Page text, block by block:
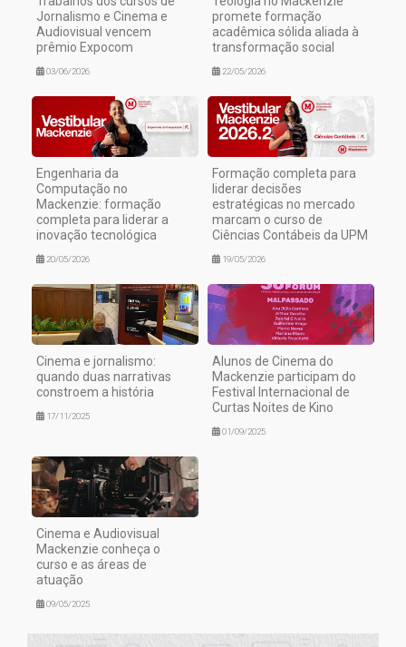
Jornalismo e Cinema e
Audiovisual vencem
prêmio Expocom
03/06/2026
promete formação
acadêmica sólida aliada à
transformação social
22/05/2026
Engenharia da
Computação no
Mackenzie: formação
completa para liderar a
inovação tecnológica
20/05/2026
Formação completa para
liderar decisões
estratégicas no mercado
marcam o curso de
Ciências Contábeis da UPM
19/05/2026
Cinema e jornalismo:
quando duas narrativas
constroem a história
17/11/2025
Alunos de Cinema do
Mackenzie participam do
Festival Internacional de
Curtas Noites de Kino
01/09/2025
Cinema e Audiovisual
Mackenzie conheça o
curso e as áreas de
atuação
09/05/2025